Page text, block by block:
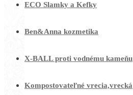
ECO Slamky a Kefky
Ben&Anna kozmetika
X-BALL proti vodnému kameňu
Kompostovateľné vrecia,vrecká